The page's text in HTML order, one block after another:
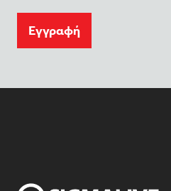
Eγγραφή